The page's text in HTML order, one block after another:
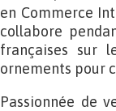
en Commerce
collabore
françaises sur
ornements pour
Passionnée de